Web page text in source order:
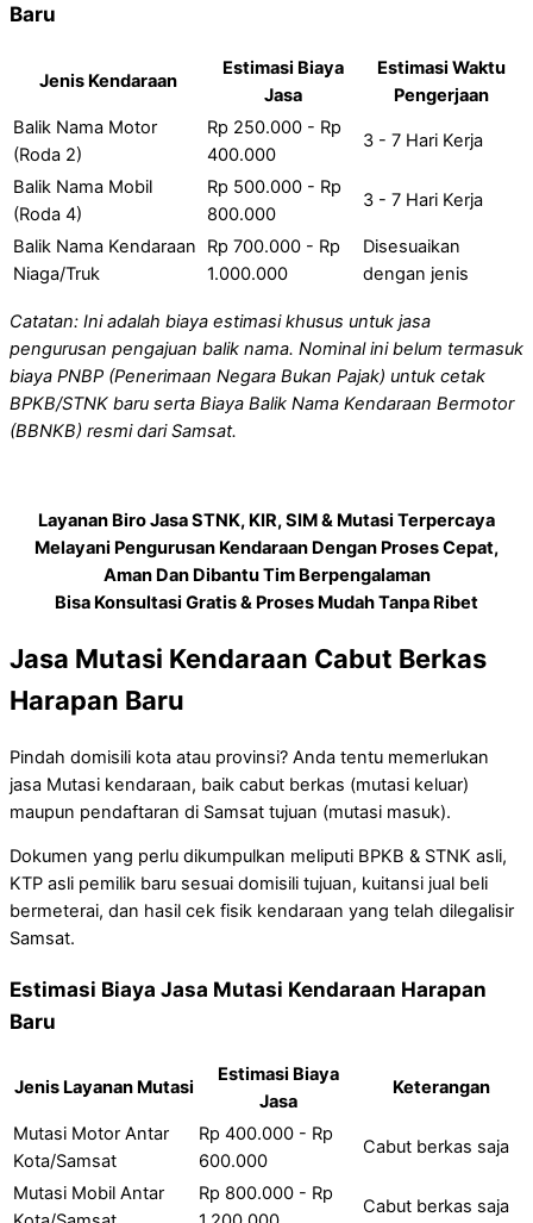
Baru
Jenis Kendaraan
Estimasi Biaya
Jasa
Estimasi Waktu
Pengerjaan
Balik Nama Motor
(Roda 2)
Rp 250.000 - Rp
400.000
3 - 7 Hari Kerja
Balik Nama Mobil
(Roda 4)
Rp 500.000 - Rp
800.000
3 - 7 Hari Kerja
Balik Nama Kendaraan
Niaga/Truk
Rp 700.000 - Rp
1.000.000
Disesuaikan
dengan jenis
Catatan: Ini adalah biaya estimasi khusus untuk jasa
pengurusan pengajuan balik nama. Nominal ini belum termasuk
biaya PNBP (Penerimaan Negara Bukan Pajak) untuk cetak
BPKB/STNK baru serta Biaya Balik Nama Kendaraan Bermotor
(BBNKB) resmi dari Samsat.
Layanan Biro Jasa STNK, KIR, SIM & Mutasi Terpercaya
Melayani Pengurusan Kendaraan Dengan Proses Cepat,
Aman Dan Dibantu Tim Berpengalaman
Bisa Konsultasi Gratis & Proses Mudah Tanpa Ribet
Jasa Mutasi Kendaraan Cabut Berkas
Harapan Baru
Pindah domisili kota atau provinsi? Anda tentu memerlukan
jasa Mutasi kendaraan, baik cabut berkas (mutasi keluar)
maupun pendaftaran di Samsat tujuan (mutasi masuk).
Dokumen yang perlu dikumpulkan meliputi BPKB & STNK asli,
KTP asli pemilik baru sesuai domisili tujuan, kuitansi jual beli
bermeterai, dan hasil cek fisik kendaraan yang telah dilegalisir
Samsat.
Estimasi Biaya Jasa Mutasi Kendaraan Harapan
Baru
Jenis Layanan Mutasi
Estimasi Biaya
Jasa
Keterangan
Mutasi Motor Antar
Kota/Samsat
Rp 400.000 - Rp
600.000
Cabut berkas saja
Mutasi Mobil Antar
Rp 800.000 - Rp
Cabut berkas saja